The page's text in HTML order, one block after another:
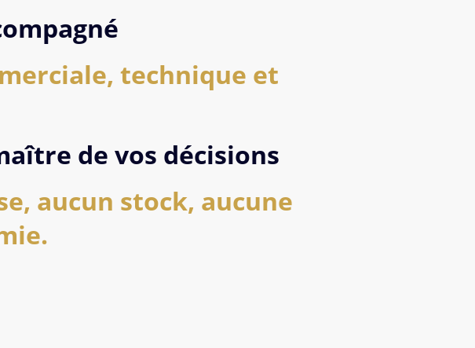
technique et
de vos décisions
aucun stock, aucune